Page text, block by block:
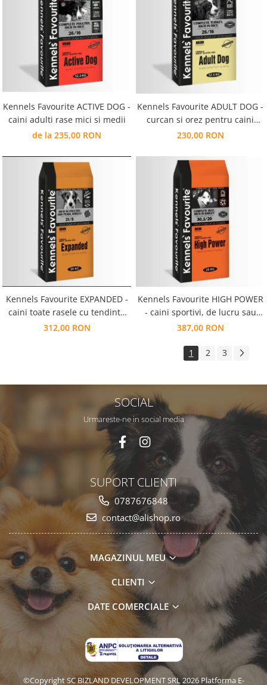
Kennels Favourite ACTIVE DOG -
caini adulti rase mici si medii
de la 235,00 RON
Kennels Favourite ADULT DOG -
curcan si orez pentru caini
adulti toate rasele si seniori
230,00 RON
Kennels Favourite EXPANDED -
caini toate rasele cu tendinta
de supraponderalitate sau nivel
312,00 RON
Kennels Favourite HIGH POWER
- caini sportivi, de lucru sau
catele gestante
387,00 RON
1 2 3
SOCIAL
Urmareste-ne in social media
SUPORT CLIENTI
0787676848
contact@alishop.ro
MAGAZINUL MEU
CLIENTI
DATE COMERCIALE
©Copyright SC BIZLAND DEVELOPMENT SRL 2026Platforma E-